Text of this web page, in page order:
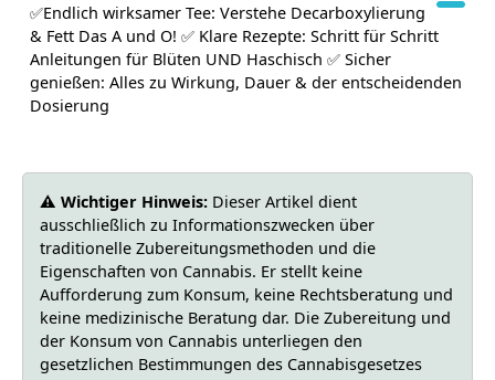
✅Endlich wirksamer Tee: Verstehe Decarboxylierung
& Fett Das A und O! ✅ Klare Rezepte: Schritt für Schritt
Anleitungen für Blüten UND Haschisch ✅ Sicher
genießen: Alles zu Wirkung, Dauer & der entscheidenden
Dosierung
⚠️ Wichtiger Hinweis: Dieser Artikel dient
ausschließlich zu Informationszwecken über
traditionelle Zubereitungsmethoden und die
Eigenschaften von Cannabis. Er stellt keine
Aufforderung zum Konsum, keine Rechtsberatung und
keine medizinische Beratung dar. Die Zubereitung und
der Konsum von Cannabis unterliegen den
gesetzlichen Bestimmungen des Cannabisgesetzes